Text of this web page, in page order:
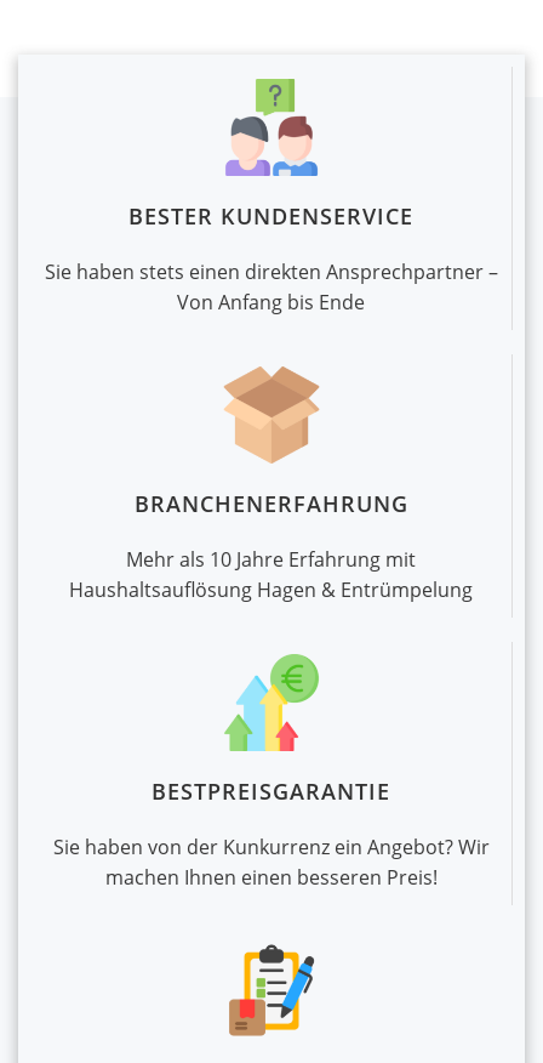
BESTER KUNDENSERVICE
Sie haben stets einen direkten Ansprechpartner –
Von Anfang bis Ende
BRANCHENERFAHRUNG
Mehr als 10 Jahre Erfahrung mit
Haushaltsauflösung Hagen & Entrümpelung
BESTPREISGARANTIE
Sie haben von der Kunkurrenz ein Angebot? Wir
machen Ihnen einen besseren Preis!